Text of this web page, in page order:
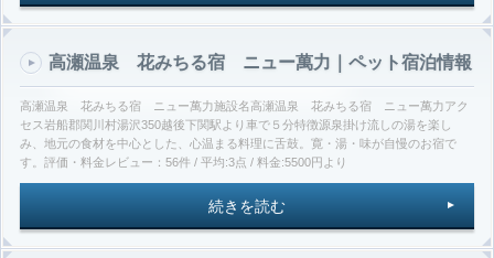
高瀬温泉 花みちる宿 ニュー萬力｜ペット宿泊情報
高瀬温泉 花みちる宿 ニュー萬力施設名高瀬温泉 花みちる宿 ニュー萬力アク
セス岩船郡関川村湯沢350越後下関駅より車で５分特徴源泉掛け流しの湯を楽し
み、地元の食材を中心とした、心温まる料理に舌鼓。寛・湯・味が自慢のお宿で
す。評価・料金レビュー：56件 / 平均:3点 / 料金:5500円より
続きを読む